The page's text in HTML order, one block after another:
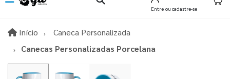
Entre ou cadastre-se
Início InícioCaneca Personalizada
Canecas Personalizadas Porcelana